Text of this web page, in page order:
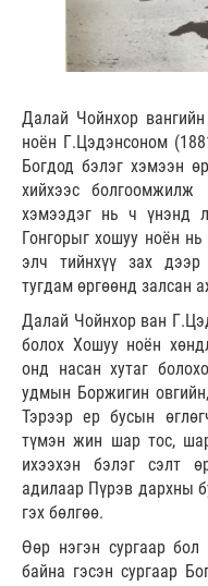
Далай Чойнхор
ноён Г.Цэдэнсоном
Богдод бэлэг хэмээн
хийхээс болгоомжилж
хэмээдэг нь ч үнэнд
Гонгорыг хошуу ноён
элч тийнхүү зах дээр
тугдам өргөөнд залсан
Далай Чойнхор ван
болох Хошуу ноён
онд насан хутаг
удмын Боржигин
Тэрээр ер бусын
түмэн жин шар тос,
ихээхэн бэлэг сэлт
адилаар Пүрэв дархны
гэх бөлгөө.
Өөр нэгэн сургаар
байна гэсэн сургаар